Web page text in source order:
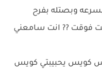
وبصتله بفرح
فوقت ?? انت سامعني
كويس يحبيبتي كويس